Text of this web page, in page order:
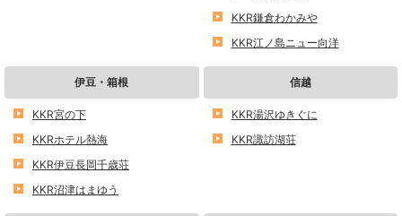
KKR鎌倉わかみや
KKR江ノ島ニュー向洋
伊豆・箱根
KKR宮の下
KKRホテル熱海
KKR伊豆長岡千歳荘
KKR沼津はまゆう
信越
KKR湯沢ゆきぐに
KKR諏訪湖荘